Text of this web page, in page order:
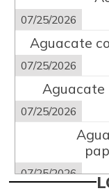
07/25/2026
Aguacate
07/25/2026
Aguacate
07/25/2026
07/25/2026